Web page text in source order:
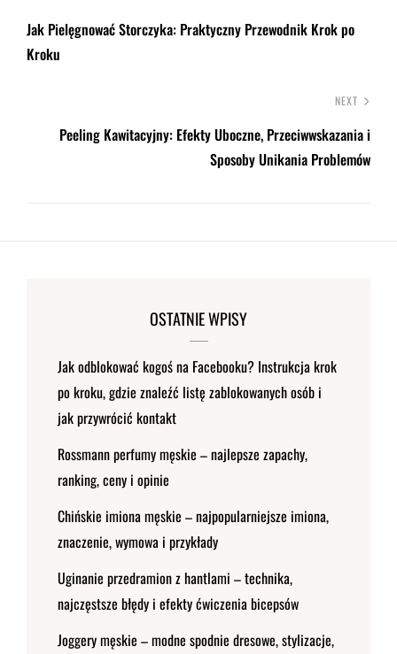
Jak Pielęgnować Storczyka: Praktyczny Przewodnik Krok po
Kroku
NEXT
Peeling Kawitacyjny: Efekty Uboczne, Przeciwwskazania i
Sposoby Unikania Problemów
OSTATNIE WPISY
Jak odblokować kogoś na Facebooku? Instrukcja krok
po kroku, gdzie znaleźć listę zablokowanych osób i
jak przywrócić kontakt
Rossmann perfumy męskie – najlepsze zapachy,
ranking, ceny i opinie
Chińskie imiona męskie – najpopularniejsze imiona,
znaczenie, wymowa i przykłady
Uginanie przedramion z hantlami – technika,
najczęstsze błędy i efekty ćwiczenia bicepsów
Joggery męskie – modne spodnie dresowe, stylizacje,